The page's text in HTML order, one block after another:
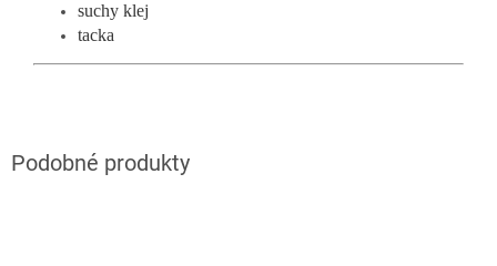
suchy klej
tacka